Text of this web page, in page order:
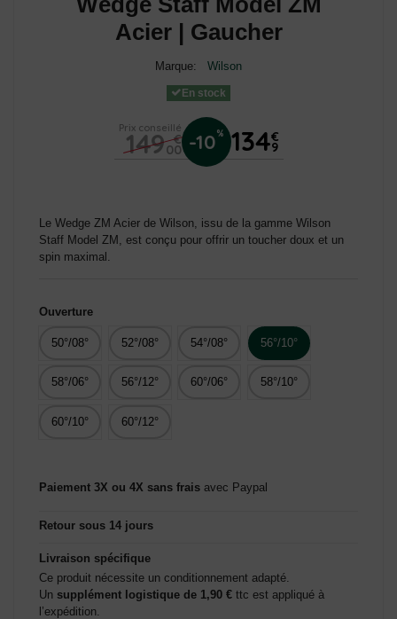
Acier | Gaucher
Marque: Wilson
En stock
Prix conseillé
149 €
00 -10% 134€
9
Le Wedge ZM Acier de Wilson, issu de la gamme Wilson
Staff Model ZM, est conçu pour offrir un toucher doux et un
spin maximal.
Ouverture
50°/08° 52°/08° 54°/08° 56°/10°
58°/06° 56°/12° 60°/06° 58°/10°
60°/10° 60°/12°
Paiement 3X ou 4X sans frais avec Paypal
Retour sous 14 jours
Livraison spécifique
Ce produit nécessite un conditionnement adapté.
Un supplément logistique de 1,90 € ttc est appliqué à
l’expédition.